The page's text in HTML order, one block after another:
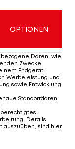
bestanden.
"dass das
gewollt war"
an einer
habe, sei
worden.
OPTIONEN
Daten, wie
Zwecke:
Endgerät;
Werbeleistung und
sowie Entwicklung
Standortdaten
Details
auszuüben, sind hier